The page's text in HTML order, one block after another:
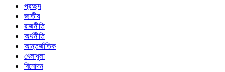
প্রচ্ছদ
জাতীয়
রাজনীতি
অর্থনীতি
আন্তর্জাতিক
খেলাধুলা
বিনোদন